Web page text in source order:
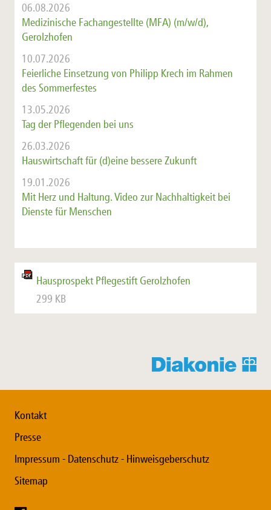
06.08.2026
Medizinische Fachangestellte (MFA) (m/w/d),
Gerolzhofen
10.07.2026
Feierliche Einsetzung von Philipp Krech im Rahmen
des Sommerfestes
13.05.2026
Tag der Pflegenden bei uns
26.03.2026
Hauswirtschaft für (d)eine bessere Zukunft
19.01.2026
Mit Herz und Haltung. Video zur Nachhaltigkeit bei
Dienste für Menschen
Hausprospekt Pflegestift Gerolzhofen
299 KB
Kontakt
Presse
Impressum - Datenschutz - Hinweisgeberschutz
Sitemap